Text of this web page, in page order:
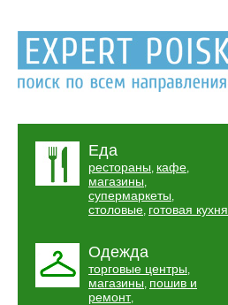
Еда
рестораны, кафе,
магазины,
супермаркеты,
столовые, готовая кухня
Одежда
торговые центры,
магазины, пошив и
ремонт,